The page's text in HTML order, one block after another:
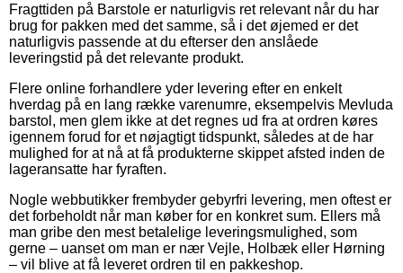
Fragttiden på Barstole er naturligvis ret relevant når du har
brug for pakken med det samme, så i det øjemed er det
naturligvis passende at du efterser den anslåede
leveringstid på det relevante produkt.
Flere online forhandlere yder levering efter en enkelt
hverdag på en lang række varenumre, eksempelvis Mevluda
barstol, men glem ikke at det regnes ud fra at ordren køres
igennem forud for et nøjagtigt tidspunkt, således at de har
mulighed for at nå at få produkterne skippet afsted inden de
lageransatte har fyraften.
Nogle webbutikker frembyder gebyrfri levering, men oftest er
det forbeholdt når man køber for en konkret sum. Ellers må
man gribe den mest betalelige leveringsmulighed, som
gerne – uanset om man er nær Vejle, Holbæk eller Hørning
– vil blive at få leveret ordren til en pakkeshop.